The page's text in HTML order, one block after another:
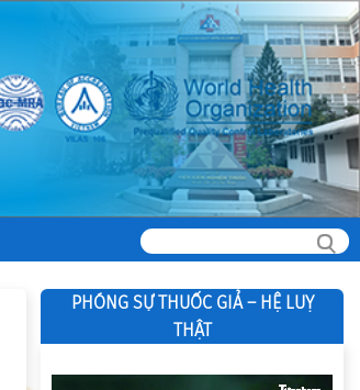
PHÓNG SỰ THUỐC GIẢ – HỆ LUỴ
THẬT